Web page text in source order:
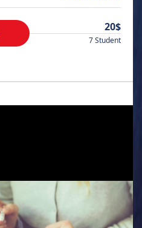
20$
7 Student